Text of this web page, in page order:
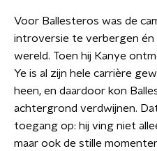
Voor Ballesteros was de
introversie te verbergen
wereld. Toen hij Kanye
Ye is al zijn hele carrière
heen, en daardoor kon
achtergrond verdwijnen.
toegang op: hij ving niet
maar ook de stille